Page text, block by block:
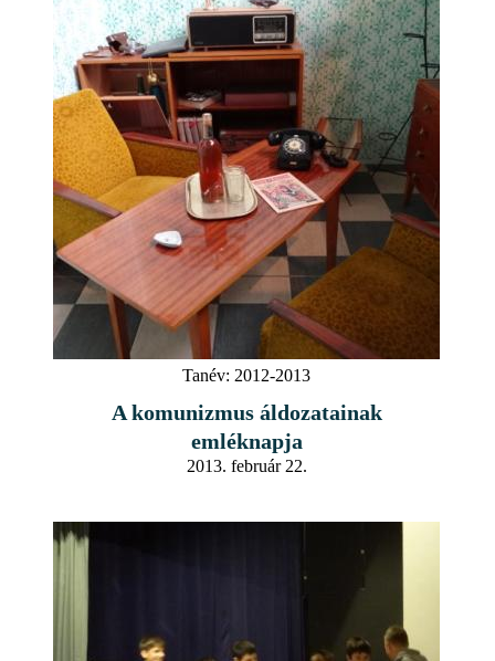
Tanév: 2012-2013
A komunizmus áldozatainak
emléknapja
2013. február 22.